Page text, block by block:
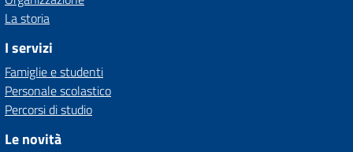
La storia
I servizi
Famiglie e studenti
Personale scolastico
Percorsi di studio
Le novità